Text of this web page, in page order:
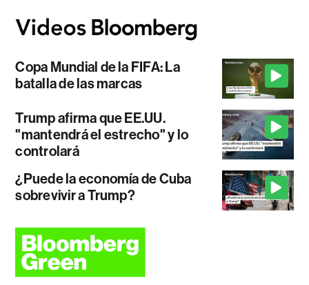
Copa Mundial de la FIFA: La
batalla de las marcas
Trump afirma que EE.UU.
"mantendrá el estrecho" y lo
controlará
¿Puede la economía de Cuba
sobrevivir a Trump?